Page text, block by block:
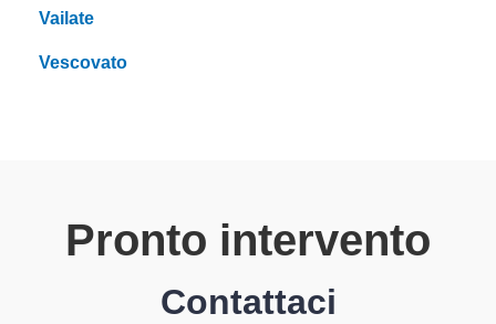
Vailate
Vescovato
Pronto intervento
Contattaci